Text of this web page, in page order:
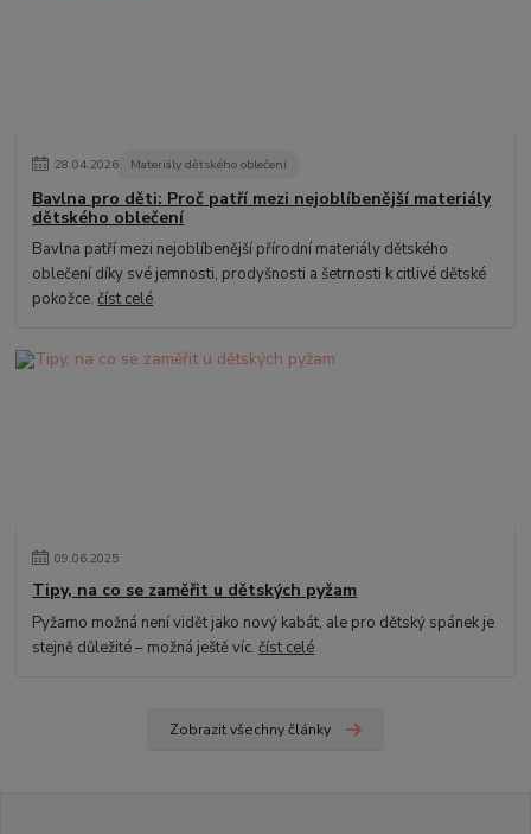
28.04.2026 Materiály dětského oblečení
Bavlna pro děti: Proč patří mezi nejoblíbenější materiály
dětského oblečení
Bavlna patří mezi nejoblíbenější přírodní materiály dětského
oblečení díky své jemnosti, prodyšnosti a šetrnosti k citlivé dětské
pokožce.číst celé
09.06.2025
Tipy, na co se zaměřit u dětských pyžam
Pyžamo možná není vidět jako nový kabát, ale pro dětský spánek je
stejně důležité – možná ještě víc.číst celé
Zobrazit všechny články